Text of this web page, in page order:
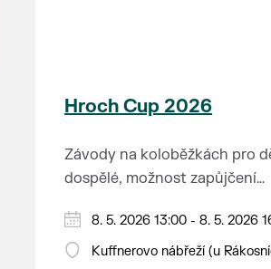
Hroch Cup 2026
Závody na koloběžkách pro
dospělé, možnost zapůjčení
Registrace na místě 15 minut
startem.
8. 5. 2026 13:00 - 8. 5. 2026
Kuffnerovo nábřeží (u